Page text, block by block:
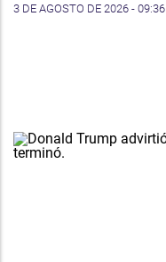
3 DE AGOSTO DE 2026 - 09:36